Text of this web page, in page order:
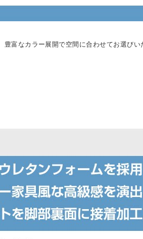
富なカラー展開で空間に合わせてお選びい